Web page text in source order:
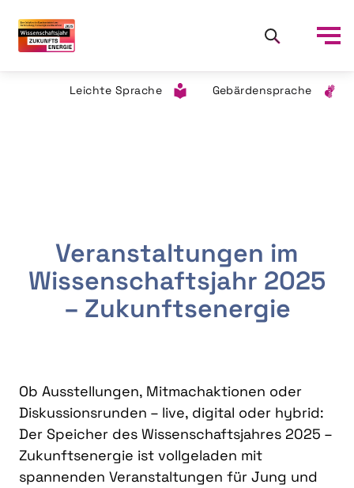
Leichte Sprache Gebärdensprache
Veranstaltungen im
Wissenschaftsjahr 2025
– Zukunftsenergie
Ob Ausstellungen, Mitmachaktionen oder
Diskussionsrunden – live, digital oder hybrid:
Der Speicher des Wissenschaftsjahres 2025 –
Zukunftsenergie ist vollgeladen mit
spannenden Veranstaltungen für Jung und